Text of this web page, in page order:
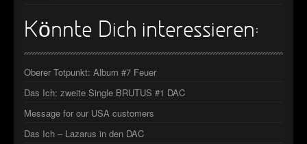
Könnte Dich interessieren:
Oberer Totpunkt: Album #7 Feuer
Das Ich: zweite Single BRUTUS #1 DAC
Message for our USA customers
Das Ich – Lazarus in den DAC